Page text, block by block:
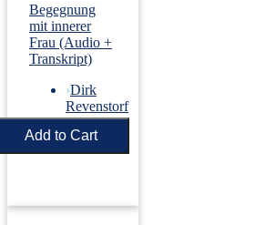
Begegnung
mit innerer
Frau (Audio +
Transkript)
›Dirk
Revenstorf
Price: €5.50